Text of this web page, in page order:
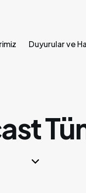
Duyurular ve